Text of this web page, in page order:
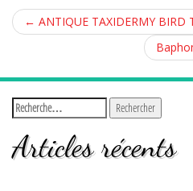
← ANTIQUE TAXIDERMY BIRD
Articles récents